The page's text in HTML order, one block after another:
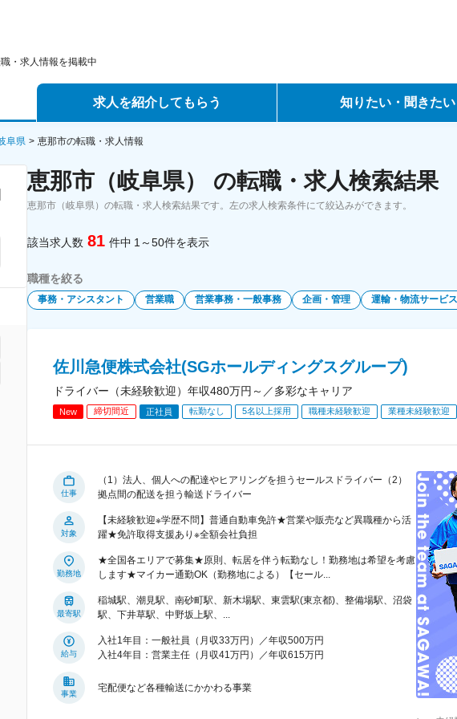
・求人情報を掲載中
求人を紹介してもらう
エージェントサービス
スカウトサービス
知りたい・聞きたい
データで見る転職
阜県 恵那市の転職・求人情報
恵那市（岐阜県） の転職・求人検索結果
恵那市（岐阜県）の転職・求人検索結果です。左の求人検索条件にて絞込みができます。
該当求人数 81 件中 1～50件を表示
職種を絞る
事務・アシスタント 営業職 営業事務・一般事務 企画・管理 運輸・物流サービス
佐川急便株式会社(SGホールディングスグループ)
ドライバー（未経験歓迎）年収480万円～／多彩なキャリア
New 締切間近 正社員 転勤なし 5名以上採用 職種未経験歓迎 業種未経験歓迎
仕事
（1）法人、個人への配達やヒアリングを担うセールスドライバー（2）
拠点間の配送を担う輸送ドライバー
対象
【未経験歓迎※学歴不問】普通自動車免許★営業や販売など異職種から活
躍★免許取得支援あり※全額会社負担
勤務地
★全国各エリアで募集★原則、転居を伴う転勤なし！勤務地は希望を考慮
します★マイカー通勤OK（勤務地による）【セール...
最寄駅
稲城駅、潮見駅、南砂町駅、新木場駅、東雲駅(東京都)、整備場駅、沼袋
駅、下井草駅、中野坂上駅、...
給与
入社1年目：一般社員（月収33万円）／年収500万円
入社4年目：営業主任（月収41万円）／年収615万円
事業
宅配便など各種輸送にかかわる事業